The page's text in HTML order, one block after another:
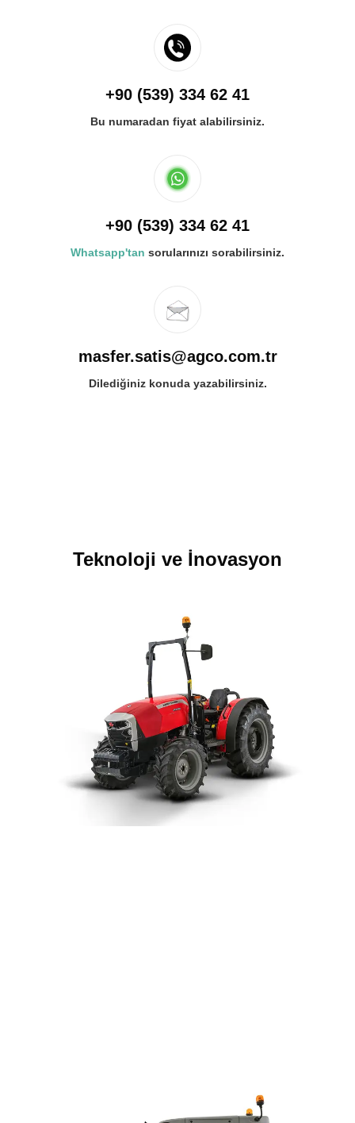
+90 (539) 334 62 41
Bu numaradan fiyat alabilirsiniz.
+90 (539) 334 62 41
Whatsapp'tan sorularınızı sorabilirsiniz.
masfer.satis@agco.com.tr
Dilediğiniz konuda yazabilirsiniz.
Teknoloji ve İnovasyon